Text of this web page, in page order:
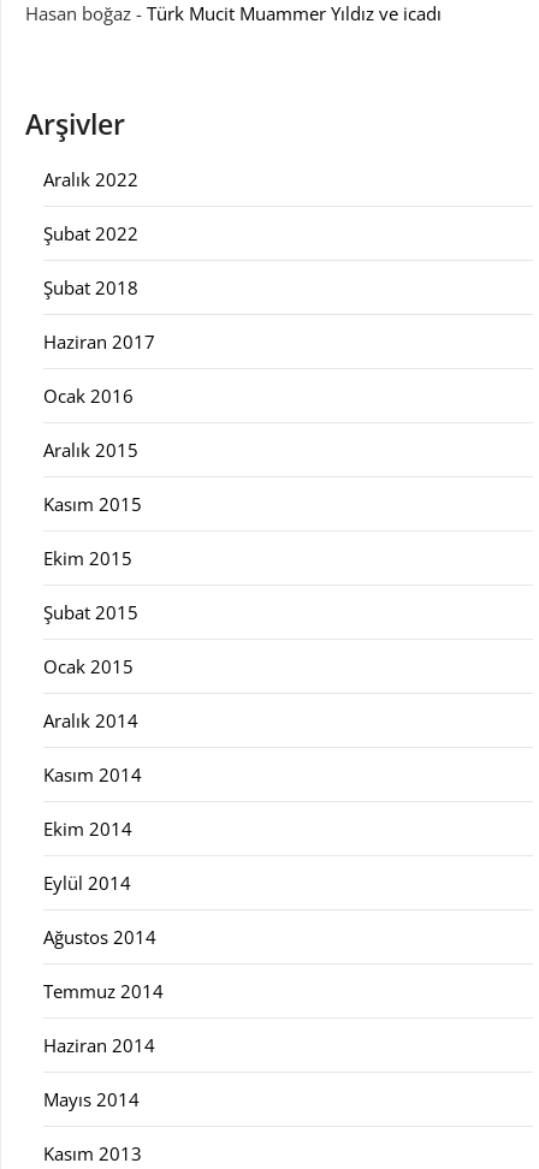
Hasan boğaz - Türk Mucit Muammer Yıldız ve icadı
Arşivler
Aralık 2022
Şubat 2022
Şubat 2018
Haziran 2017
Ocak 2016
Aralık 2015
Kasım 2015
Ekim 2015
Şubat 2015
Ocak 2015
Aralık 2014
Kasım 2014
Ekim 2014
Eylül 2014
Ağustos 2014
Temmuz 2014
Haziran 2014
Mayıs 2014
Kasım 2013